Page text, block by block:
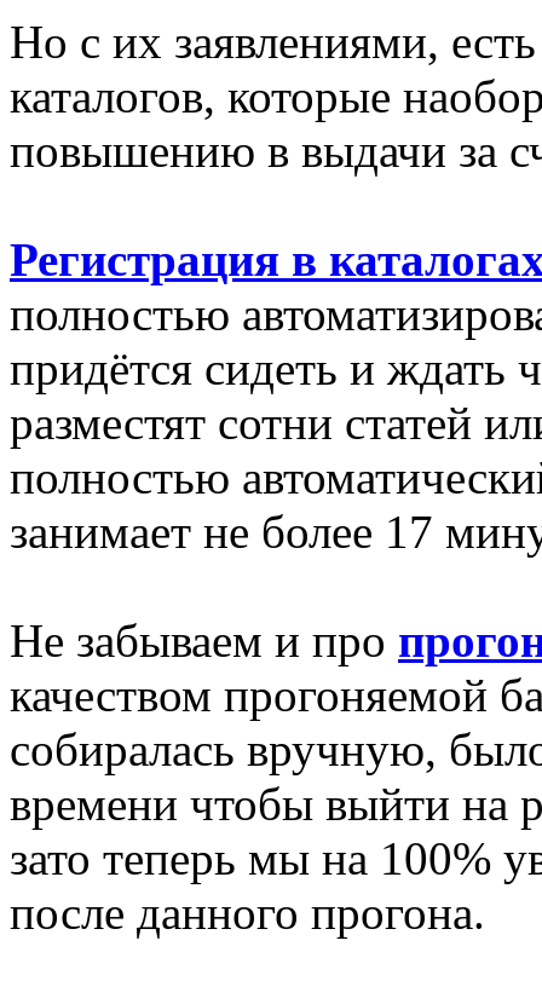
Но с их заявлениями,
каталогов, которые
повышению в выдачи за
Регистрация в
полностью
придётся сидеть и ждать
разместят сотни статей
полностью
занимает не более 17
Не забываем и про
качеством прогоняемой
собиралась вручную,
времени чтобы выйти на
зато теперь мы на 100%
после данного прогона.